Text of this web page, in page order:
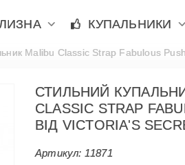
КУПАЛЬНИКИ
Malibu Classic Strap Fabulous
СТИЛЬНИЙ
CLASSIC STRAP
ВІД VICTORIA'S
Артикул: 11871